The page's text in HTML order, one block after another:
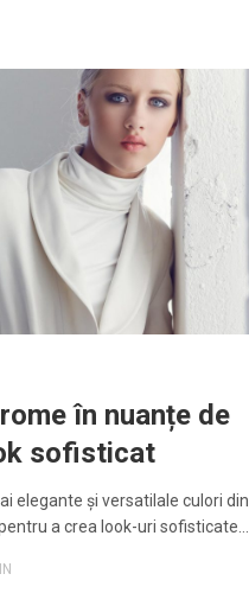
în nuanțe de
sofisticat
elegante și versatilale culori din
a crea look-uri sofisticate…